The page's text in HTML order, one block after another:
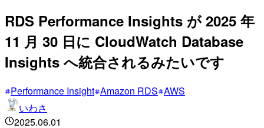
RDS Performance Insights が 2025 年
11 月 30 日に CloudWatch Database
Insights へ統合されるみたいです
Performance Insight Amazon RDS AWS
いわさ
2025.06.01